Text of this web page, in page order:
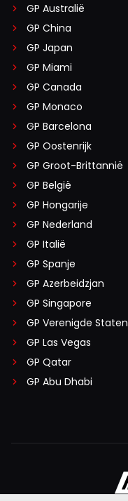
GP Australië
GP China
GP Japan
GP Miami
GP Canada
GP Monaco
GP Barcelona
GP Oostenrijk
GP Groot-Brittannië
GP België
GP Hongarije
GP Nederland
GP Italië
GP Spanje
GP Azerbeidzjan
GP Singapore
GP Verenigde Staten
GP Las Vegas
GP Qatar
GP Abu Dhabi